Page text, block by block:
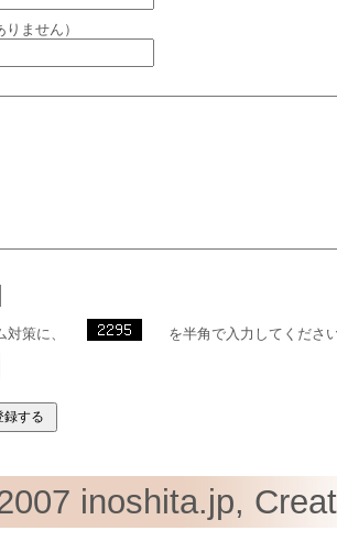
ません）
策に、 を半角で入力してくださ
inoshita.jp,